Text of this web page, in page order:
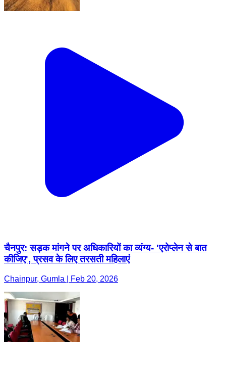
चैनपुर: सड़क मांगने पर अधिकारियों का व्यंग्य- 'एरोप्लेन से बात
कीजिए', प्रसव के लिए तरसती महिलाएं
Chainpur, Gumla | Feb 20, 2026